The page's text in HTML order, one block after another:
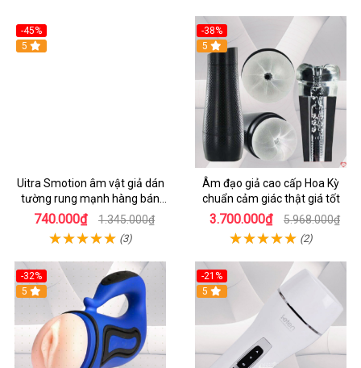
-45%
5
Uitra Smotion âm vật giả dán
tường rung mạnh hàng bán
chạy
740.000₫ 1.345.000₫
(3)
-38%
5
Âm đạo giả cao cấp Hoa Kỳ
chuẩn cảm giác thật giá tốt
3.700.000₫ 5.968.000₫
(2)
-32%
5
-21%
5